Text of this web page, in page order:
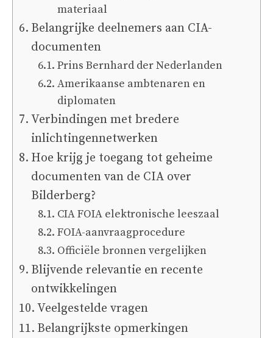
materiaal
Belangrijke deelnemers aan CIA-
documenten
Prins Bernhard der Nederlanden
Amerikaanse ambtenaren en
diplomaten
Verbindingen met bredere
inlichtingennetwerken
Hoe krijg je toegang tot geheime
documenten van de CIA over
Bilderberg?
CIA FOIA elektronische leeszaal
FOIA-aanvraagprocedure
Officiële bronnen vergelijken
Blijvende relevantie en recente
ontwikkelingen
Veelgestelde vragen
Belangrijkste opmerkingen